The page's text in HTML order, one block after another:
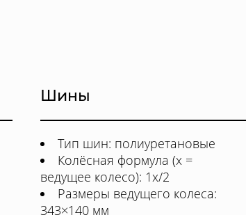
Шины
Тип шин: полиуретановые
Колёсная формула (x =
ведущее колесо): 1x/2
Размеры ведущего колеса:
343×140 мм